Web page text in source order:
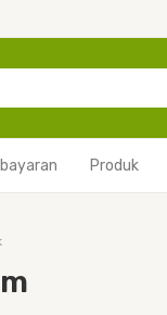
Produk